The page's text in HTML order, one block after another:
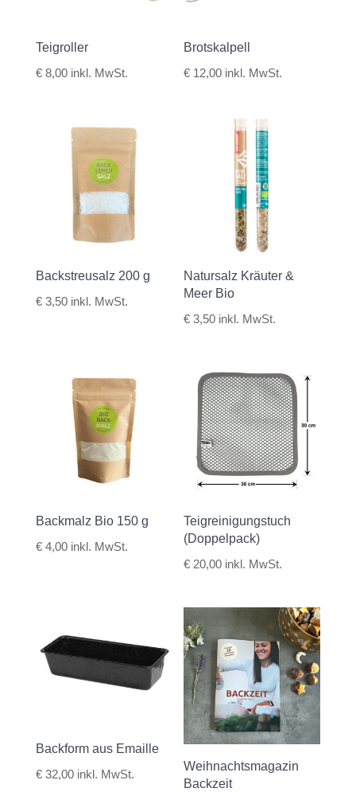
Teigroller
€8,00 inkl. MwSt.
Brotskalpell
€ 12,00 inkl. MwSt.
Backstreusalz 200 g
€3,50 inkl. MwSt.
Natursalz Kräuter &
Meer Bio
€ 3,50 inkl. MwSt.
Backmalz Bio 150 g
€4,00 inkl. MwSt.
Teigreinigungstuch
(Doppelpack)
€ 20,00 inkl. MwSt.
Backform aus Emaille
€32,00 inkl. MwSt.
Weihnachtsmagazin
Backzeit